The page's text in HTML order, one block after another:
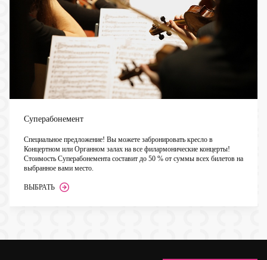
Суперабонемент
Специальное предложение! Вы можете забронировать кресло в
Концертном или Органном залах на все филармонические концерты!
Стоимость Суперабонемента составит до 50 % от суммы всех билетов на
выбранное вами место.
ВЫБРАТЬ